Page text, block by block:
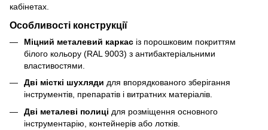
кабінетах.
Особливості конструкції
Міцний металевий каркас із порошковим покриттям
білого кольору (RAL 9003) з антибактеріальними
властивостями.
Дві місткі шухляди для впорядкованого зберігання
інструментів, препаратів і витратних матеріалів.
Дві металеві полиці для розміщення основного
інструментарію, контейнерів або лотків.